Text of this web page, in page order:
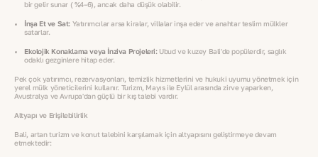
bir gelir sunar ( %4–6), ancak daha düşük olabilir.
İnşa Et ve Sat: Yatırımcılar arsa kiralar, villalar inşa eder ve anahtar teslim mülkler
satarlar.
Ekolojik Konaklama veya İnziva Projeleri:Ubud ve kuzey Bali'de popülerdir, sağlık
odaklı gezginlere hitap eder.
Pek çok yatırımcı, rezervasyonları, temizlik hizmetlerini ve hukuki uyumu yönetmek için
yerel mülk yöneticilerini kullanır. Turizm, Mayıs ile Eylül arasında zirve yaparken,
Avustralya ve Avrupa'dan güçlü bir kış talebi vardır.
Altyapı ve Erişilebilirlik
Bali, artan turizm ve konut talebini karşılamak için altyapısını geliştirmeye devam
etmektedir: